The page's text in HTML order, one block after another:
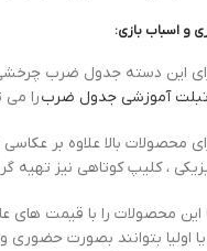
و اسباب بازی:
این دسته جدول ضرب
آموزشی جدول ضربرا می
محصولات بالا علاوه بر
، کلیپ کوتاهی نیز تهیه
این محصولات را با قیمت های
اولیا بتوانند بصورت